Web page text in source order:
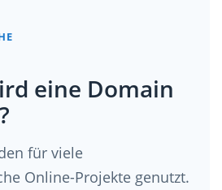
eine Domain
für viele
Online-Projekte genutzt.